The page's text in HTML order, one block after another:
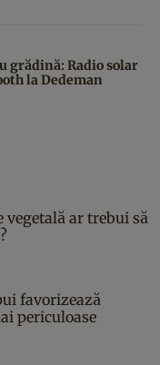
grădină: Radio solar
la Dedeman
vegetală ar trebui să
favorizează
periculoase